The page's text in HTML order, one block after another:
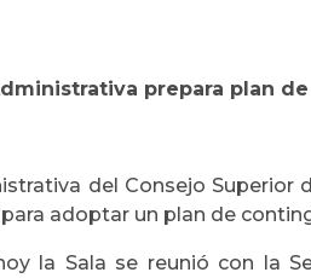
prepara plan
del Consejo Superior
adoptar un plan de
la Sala se reunió con la